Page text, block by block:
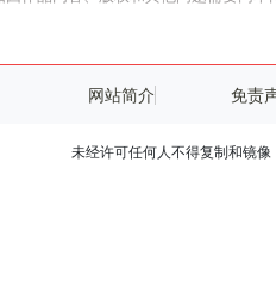
网站简介 免责
未经许可任何人不得复制和镜